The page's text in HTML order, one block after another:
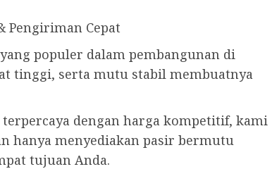
Pengiriman Cepat
populer dalam pembangunan di
tinggi, serta mutu stabil membuatnya
dengan harga kompetitif, kami
hanya menyediakan pasir bermutu
tujuan Anda.